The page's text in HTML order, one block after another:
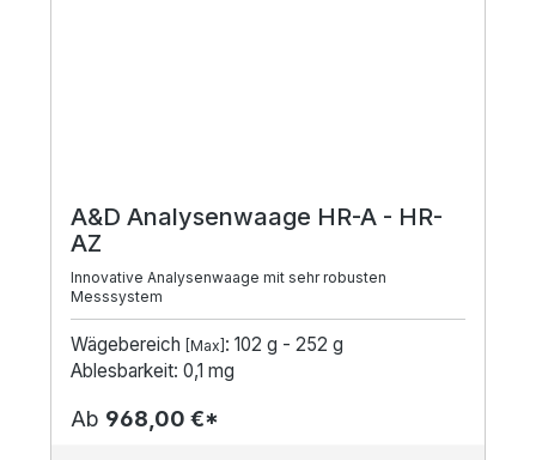
A&D Analysenwaage HR-A - HR-
AZ
Innovative Analysenwaage mit sehr robusten
Messsystem
Wägebereich [Max] : 102 g - 252 g
Ablesbarkeit: 0,1 mg
Ab 968,00 €*